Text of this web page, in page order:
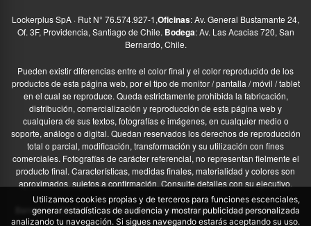
Lockerplus SpA · Rut N° 76.574.927-1,Oficinas: Av. General Bustamante 24,
Of. 3F, Providencia, Santiago de Chile. Bodega: Av. Las Acacias 720, San
Bernardo, Chile.
Pueden existir diferencias entre el color final y el color reproducido de los
productos de esta página web, por el tipo de monitor / pantalla / móvil / tablet
en el cual se reproduce. Queda estrictamente prohibida la fabricación,
distribución, comercialización y reproducción de esta página web y
cualquiera de sus textos, fotografías e imágenes, en cualquier medio o
soporte, análogo o digital. Quedan reservados los derechos de reproducción
total o parcial, modificación, transformación y su utilización con fines
comerciales. Fotografías de carácter referencial, no representan fielmente el
producto final. Características, medidas finales, materialidad y colores son
aproximados, sujetos a confirmación. Consulte detalles con su ejecutivo.
Banner de “Ofertas y Descuentos” diseñado utilizando imagen de freepik –
www.freepik.es
Utilizamos cookies propias y de terceros para funciones escenciales,
generar estadísticas de audiencia y mostrar publicidad personalizada
analizando tu navegación. Si sigues navegando estarás aceptando su uso.